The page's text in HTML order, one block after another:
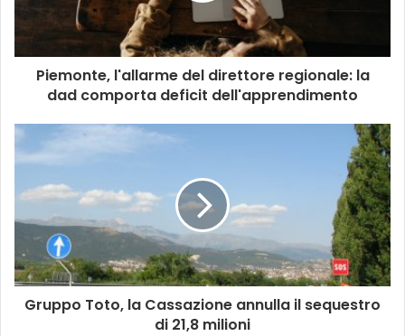
Piemonte, l'allarme del direttore regionale: la
dad comporta deficit dell'apprendimento
Gruppo Toto, la Cassazione annulla il sequestro
di 21,8 milioni